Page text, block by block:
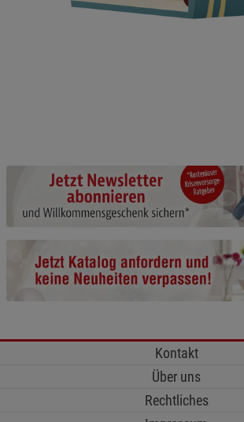
Kontakt
Über uns
Rechtliches
Beschreibung Notwendige Cookies
Cookie-Informationenanzeigen
Funktionale Cookies (1)
Beschreibung Funktionale Cookies
Statistik Cookies (2)
Beschreibung Statistik Cookies
Cookie-Informationen